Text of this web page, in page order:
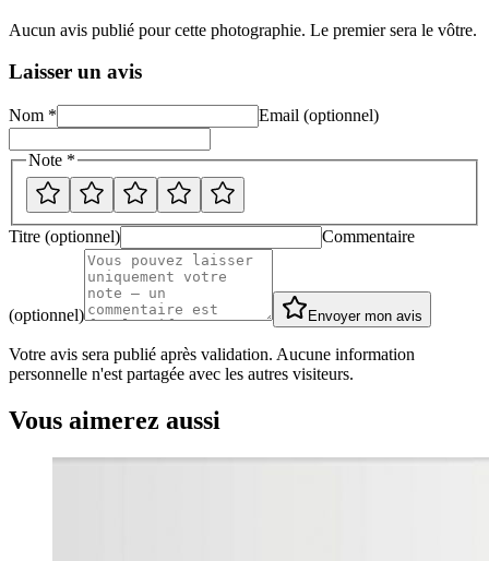
Aucun avis publié pour cette photographie. Le premier sera le vôtre.
Laisser un avis
Nom * Email (optionnel)
Note *
Titre (optionnel) Commentaire
(optionnel) Envoyer mon avis
Votre avis sera publié après validation. Aucune information
personnelle n'est partagée avec les autres visiteurs.
Vous aimerez aussi